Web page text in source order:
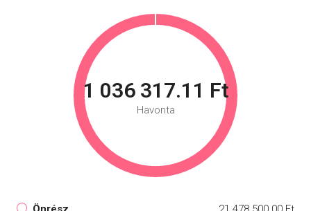
1 036 317.11 Ft
Havonta